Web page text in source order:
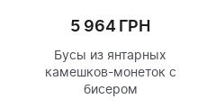
5 964 ГРН
Бусы из янтарных
камешков-монеток с
бисером